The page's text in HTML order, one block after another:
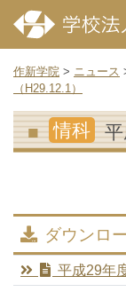
作新学院 > ニュース
（H29.12.1）
情科
ダウンロ
平成29年